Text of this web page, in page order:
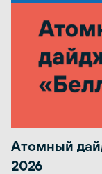
Атомный
2026